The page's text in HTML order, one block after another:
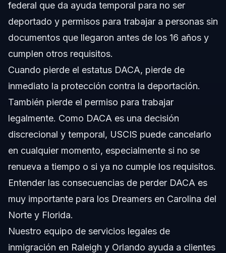
federal que da ayuda temporal para no ser
deportado y permisos para trabajar a personas sin
documentos que llegaron antes de los 16 años y
cumplen otros requisitos.
Cuando pierde el estatus DACA, pierde de
inmediato la protección contra la deportación.
También pierde el permiso para trabajar
legalmente. Como DACA es una decisión
discrecional y temporal, USCIS puede cancelarlo
en cualquier momento, especialmente si no se
renueva a tiempo o si ya no cumple los requisitos.
Entender las consecuencias de perder DACA es
muy importante para los Dreamers en Carolina del
Norte y Florida.
Nuestro equipo de servicios legales de
inmigración en Raleigh y Orlando ayuda a clientes